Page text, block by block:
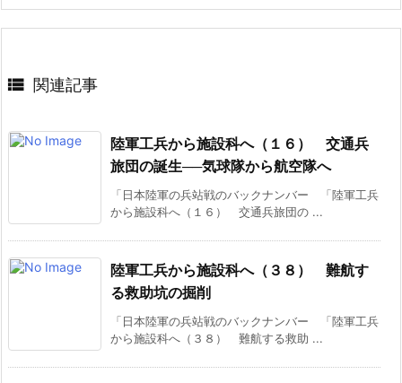
 関連記事
陸軍工兵から施設科へ（１６） 交通兵
旅団の誕生──気球隊から航空隊へ
「日本陸軍の兵站戦のバックナンバー 「陸軍工兵
から施設科へ（１６） 交通兵旅団の ...
陸軍工兵から施設科へ（３８） 難航す
る救助坑の掘削
「日本陸軍の兵站戦のバックナンバー 「陸軍工兵
から施設科へ（３８） 難航する救助 ...